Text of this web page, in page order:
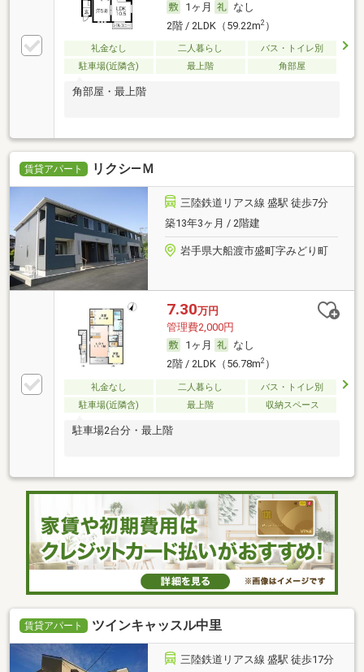
1ヶ月
なし
2階 / 2LDK（59.22m2）
礼金なし 二人暮らし
バス・トイレ別
駐車場(近隣含)
最上階 角部屋
角部屋・最上階
賃貸アパート リクシ―Ｍ
三陸鉄道リアス線 盛駅 徒歩7分
築13年3ヶ月 / 2階建
岩手県大船渡市盛町字みどり町
7.30万円
管理費2,000円
1ヶ月
なし
2階 / 2LDK（56.78m2）
礼金なし 二人暮らし
バス・トイレ別
駐車場(近隣含)
最上階 収納スペース
駐車場2台分・最上階
賃貸アパート ツインキャッスル中里
三陸鉄道リアス線 盛駅 徒歩17分